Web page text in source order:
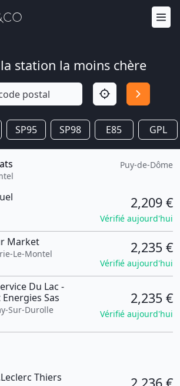
station la moins chère
SP95 SP98 E85 GPL
Puy-de-Dôme
2,209 €
Vérifié aujourd'hui
Market
Le-Montel
2,235 €
Vérifié aujourd'hui
Du Lac -
Sas
Sur-Durolle
2,235 €
Vérifié aujourd'hui
Thiers